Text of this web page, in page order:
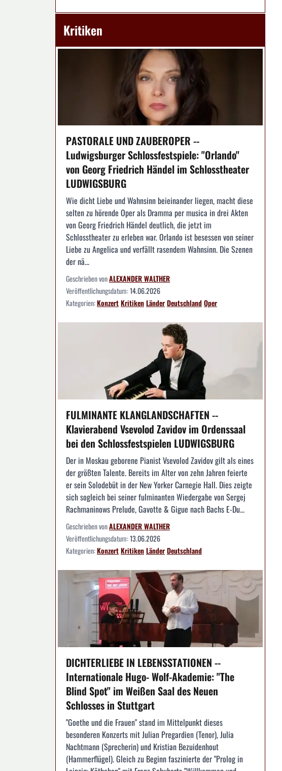
Kritiken
PASTORALE UND ZAUBEROPER --
Ludwigsburger Schlossfestspiele: "Orlando"
von Georg Friedrich Händel im Schlosstheater
LUDWIGSBURG
Wie dicht Liebe und Wahnsinn beieinander liegen, macht diese
selten zu hörende Oper als Dramma per musica in drei Akten
von Georg Friedrich Händel deutlich, die jetzt im
Schlosstheater zu erleben war. Orlando ist besessen von seiner
Liebe zu Angelica und verfällt rasendem Wahnsinn. Die Szenen
der nä...
Geschrieben vonALEXANDER WALTHER
Veröffentlichungsdatum:14.06.2026
Kategorien:KonzertKritikenLänderDeutschlandOper
FULMINANTE KLANGLANDSCHAFTEN --
Klavierabend Vsevolod Zavidov im Ordenssaal
bei den Schlossfestspielen LUDWIGSBURG
Der in Moskau geborene Pianist Vsevolod Zavidov gilt als eines
der größten Talente. Bereits im Alter von zehn Jahren feierte
er sein Solodebüt in der New Yorker Carnegie Hall. Dies zeigte
sich sogleich bei seiner fulminanten Wiedergabe von Sergej
Rachmaninows Prelude, Gavotte & Gigue nach Bachs E-Du...
Geschrieben vonALEXANDER WALTHER
Veröffentlichungsdatum:13.06.2026
Kategorien:KonzertKritikenLänderDeutschland
DICHTERLIEBE IN LEBENSSTATIONEN --
Internationale Hugo- Wolf-Akademie: "The
Blind Spot" im Weißen Saal des Neuen
Schlosses in Stuttgart
"Goethe und die Frauen" stand im Mittelpunkt dieses
besonderen Konzerts mit Julian Pregardien (Tenor), Julia
Nachtmann (Sprecherin) und Kristian Bezuidenhout
(Hammerflügel). Gleich zu Beginn faszinierte der "Prolog in